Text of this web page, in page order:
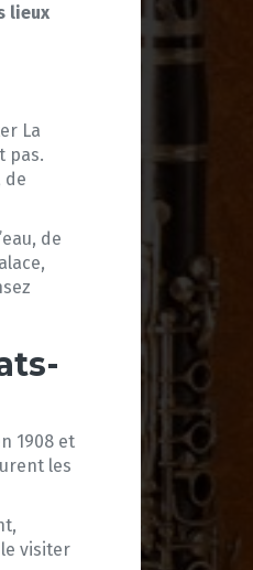
lieux
La
pas.
de
de
1908 et
les
visiter